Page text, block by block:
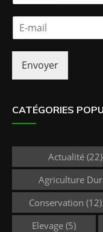
l
Envoyer
CATÉGORIES
Actualité (22)
Agriculture
Conservation (12)
Elevage(5)